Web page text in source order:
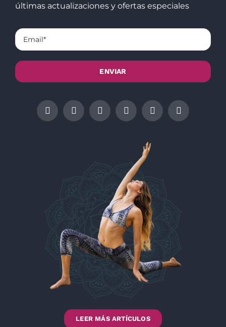
últimas actualizaciones y ofertas especiales
LEER MÁS ARTÍCULOS